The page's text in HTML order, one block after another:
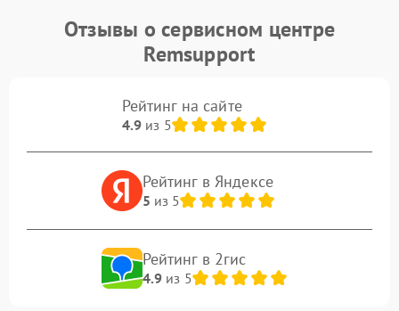
Отзывы о сервисном центре
Remsupport
Рейтинг на сайте
4.9из 5
Рейтинг в Яндексе
5 из 5
Рейтинг в 2гис
4.9из 5